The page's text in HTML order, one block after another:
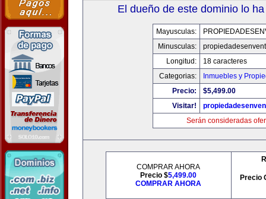
El dueño de este dominio lo
Mayusculas:
Minusculas:
Longitud:
18 caracteres
Categorias:
Inmuebles y
Precio:
$5,499.00
Visitar!
Serán consideradas
COMPRAR AHORA
Precio $5,499.00
COMPRAR AHORA
Precio